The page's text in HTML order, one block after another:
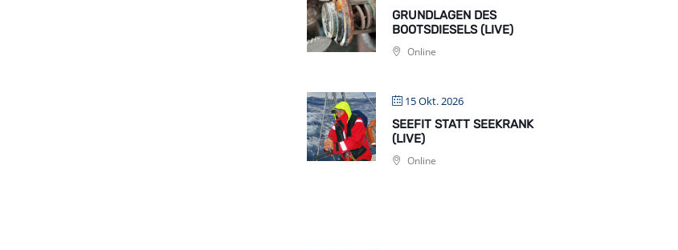
GRUNDLAGEN DES
BOOTSDIESELS (LIVE)
Online
15 Okt. 2026
SEEFIT STATT SEEKRANK
(LIVE)
Online